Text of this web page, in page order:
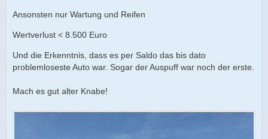
Ansonsten nur Wartung und Reifen
Wertverlust < 8.500 Euro
Und die Erkenntnis, dass es per Saldo das bis dato
problemloseste Auto war. Sogar der Auspuff war noch der erste.
Mach es gut alter Knabe!